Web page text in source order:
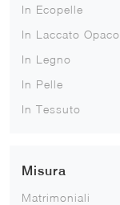
In Ecopelle
In Laccato Opaco
In Legno
In Pelle
In Tessuto
Misura
Matrimoniali